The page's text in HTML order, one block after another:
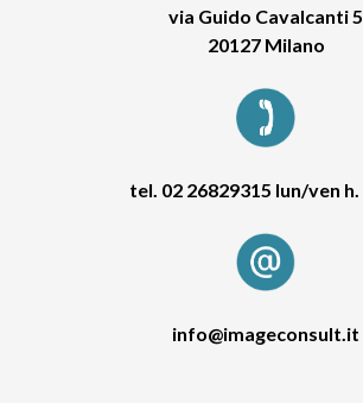
via Guido Cavalcanti 5
20127 Milano
tel. 02 26829315 lun/ven
info@imageconsult.it